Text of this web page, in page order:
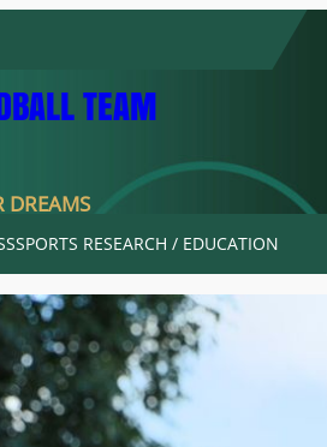
TEAM
DREAMS
SPORTS RESEARCH / EDUCATION